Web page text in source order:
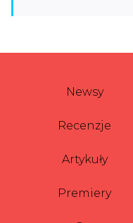
Newsy
Recenzje
Artykuły
Premiery